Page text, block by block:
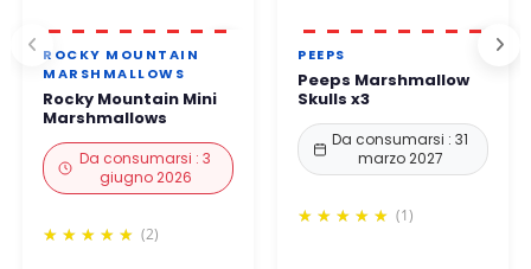
ROCKY MOUNTAIN
MARSHMALLOWS
Rocky Mountain Mini
Marshmallows
Da consumarsi : 3
giugno 2026
(2)
PEEPS
Peeps Marshmallow
Skulls x3
Da consumarsi : 31
marzo 2027
(1)